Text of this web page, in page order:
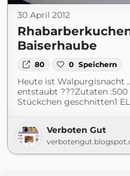
30 April 2012
Baiserhaube
80 0 Speichern
Heute ist Walpurgisnacht
entstaubt ???Zutaten :500
Stückchen geschnitten1
Verboten Gut